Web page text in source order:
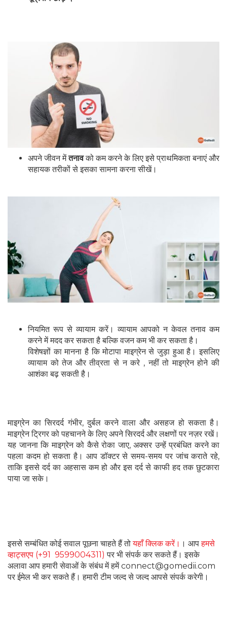
अपने जीवन मेंतनावको कम करने के लिए इसे प्राथमिकता बनाएं और
सहायक तरीकों से इसका सामना करना सीखें।
नियमित रूप से व्यायाम करें। व्यायाम आपको न केवल तनाव कम
करने में मदद कर सकता है बल्कि वजन कम भी कर सकता है।
विशेषज्ञों का मानना है कि मोटापा माइग्रेन से जुड़ा हुआ है। इसलिए
व्यायाम को तेज और तीव्रता से न करे , नहीं तो माइग्रेन होने की
आशंका बढ़ सकती है।
माइग्रेन का सिरदर्द गंभीर, दुर्बल करने वाला और असहज हो सकता है।
माइग्रेन ट्रिगर को पहचानने के लिए अपने सिरदर्द और लक्षणों पर नज़र रखें।
यह जानना कि माइग्रेन को कैसे रोका जाए, अक्सर उन्हें प्रबंधित करने का
पहला कदम हो सकता है। आप डॉक्टर से समय-समय पर जांच कराते रहे,
ताकि इससे दर्द का अहसास कम हो और इस दर्द से काफी हद तक छुटकारा
पाया जा सके।
इससे सम्बंधित कोई सवाल पूछना चाहते हैं तोयहाँ क्लिक करें। । आपहमसे
व्हाट्सएप (+91 9599004311) पर भी संपर्क कर सकते हैं। इसके
अलावा आप हमारी सेवाओं के संबंध में हमें connect@gomedii.com
पर ईमेल भी कर सकते हैं। हमारी टीम जल्द से जल्द आपसे संपर्क करेगी।